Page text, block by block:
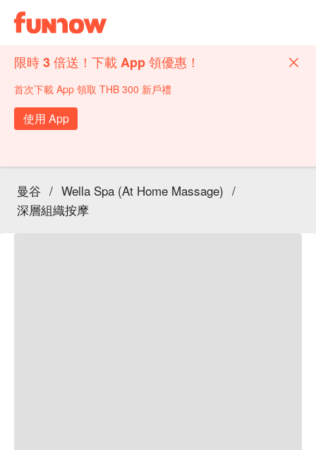
限時 3 倍送！下載 App 領優惠！
首次下載 App 領取 THB 300 新戶禮
使用 App
曼谷 / Wella Spa (At Home Massage) /
深層組織按摩